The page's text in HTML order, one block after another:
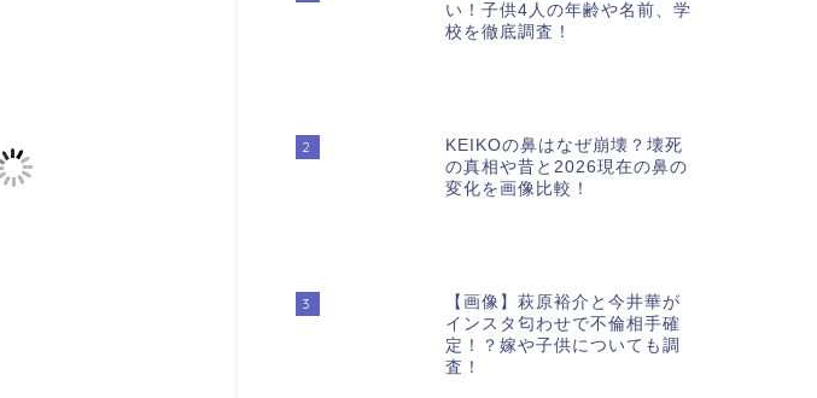
い！子供4人の年齢や名前、学
校を徹底調査！
2
KEIKOの鼻はなぜ崩壊？壊死
の真相や昔と2026現在の鼻の
変化を画像比較！
3
【画像】萩原裕介と今井華が
インスタ匂わせで不倫相手確
定！？嫁や子供についても調
査！